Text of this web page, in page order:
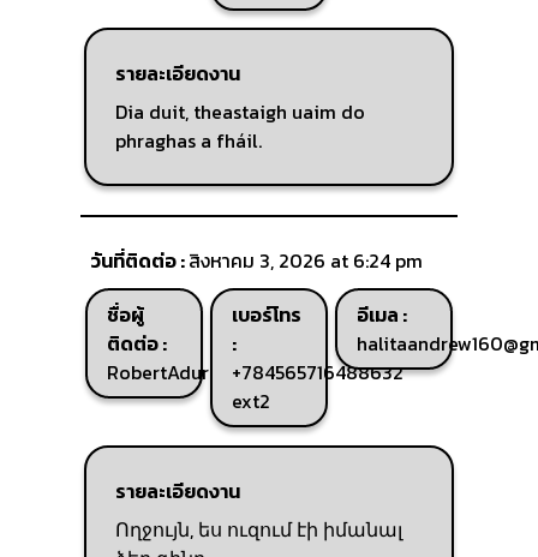
รายละเอียดงาน
Dia duit, theastaigh uaim do
phraghas a fháil.
วันที่ติดต่อ :สิงหาคม 3, 2026 at 6:24 pm
ชื่อผู้
ติดต่อ :
RobertAdurf
เบอร์โทร
:
+784565716488632
ext2
อีเมล :
รายละเอียดงาน
Ողջույն, ես ուզում էի իմանալ